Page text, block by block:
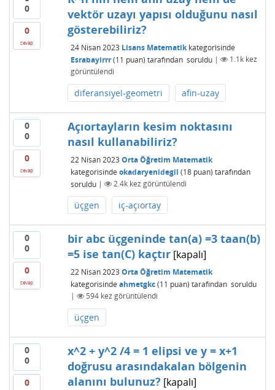
0
0
cevap
vektör uzayı yapısı olduğunu nasıl
gösterebiliriz?
24 Nisan 2023 Lisans Matematikkategorisinde
Esrabayirrr (11 puan) tarafından soruldu | 1.1kkez
görüntülendi
diferansiyel-geometri afin-uzay
0
0
0
cevap
Açıortayların kesim noktasını
nasıl kullanabiliriz?
22 Nisan 2023 Orta Öğretim Matematik
kategorisinde okadaryenidegil (18puan) tarafından
soruldu | 2.4kkez görüntülendi
üçgen iç-açıortay
0
0
0
cevap
bir abc üçgeninde tan(a) =3 taan(b)
=5 ise tan(C) kaçtır[kapalı]
22 Nisan 2023 Orta Öğretim Matematik
kategorisinde ahmetgkc (11 puan) tarafından soruldu
|
594kez görüntülendi
üçgen
0
0
0
x^2 + y^2 /4 = 1 elipsi ve y = x+1
doğrusu arasındakalan bölgenin
alanını bulunuz?[kapalı]